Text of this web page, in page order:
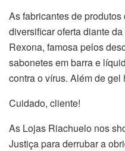
As fabricantes de
diversificar oferta diante
Rexona, famosa pelos
sabonetes em barra e
contra o vírus. Além de gel
Cuidado, cliente!
As Lojas Riachuelo nos
Justiça para derrubar a